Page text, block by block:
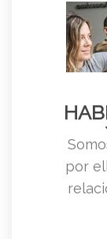
por